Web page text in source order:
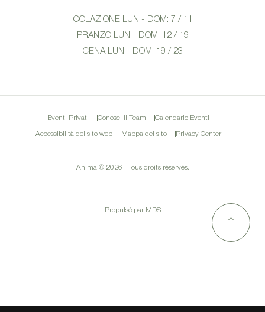
COLAZIONE LUN - DOM: 7 / 11
PRANZO LUN - DOM: 12 / 19
CENA LUN - DOM: 19 / 23
Eventi Privati Conosci il Team Calendario Eventi
Accessibilità del sito web Mappa del sito Privacy Center
Anima © 2026 , Tous droits réservés.
Propulsé par MDS